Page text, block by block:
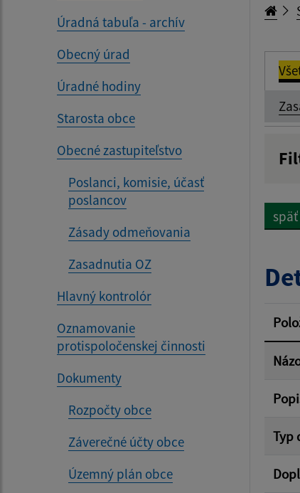
Úradná tabuľa - archív
Obecný úrad
Úradné hodiny
Starosta obce
Obecné zastupiteľstvo
Poslanci, komisie, účasť
poslancov
Zásady odmeňovania
Zasadnutia OZ
Hlavný kontrolór
Oznamovanie
protispoločenskej činnosti
Dokumenty
Rozpočty obce
Záverečné účty obce
Územný plán obce
späť
Typ